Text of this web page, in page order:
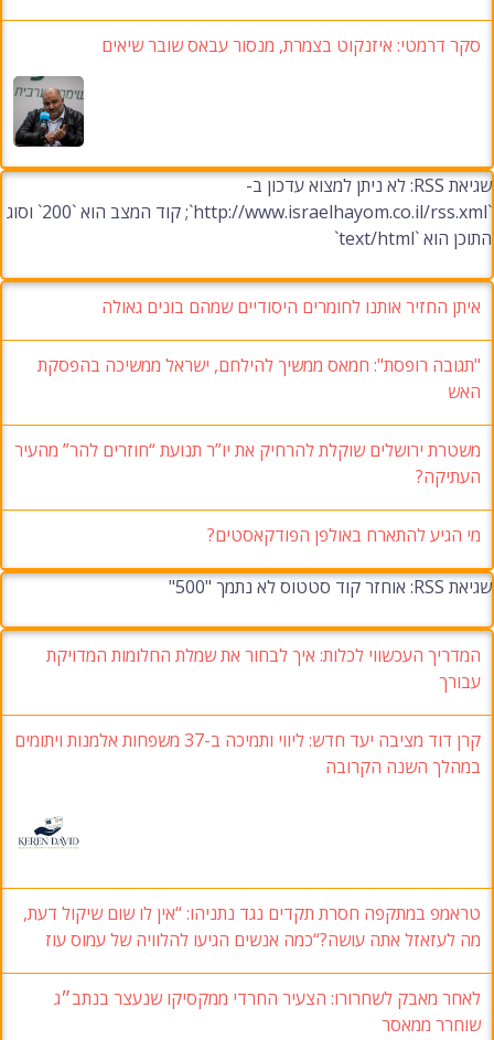
סקר דרמטי: איזנקוט בצמרת, מנסור עבאס שובר שיאים
שגיאת RSS: לא ניתן למצוא עדכון ב-
`http://www.israelhayom.co.il/rss.xml`; קוד המצב הוא `200` וסוג
התוכן הוא `text/html`
איתן החזיר אותנו לחומרים היסודיים שמהם בונים גאולה
"תגובה רופסת": חמאס ממשיך להילחם, ישראל ממשיכה בהפסקת
האש
משטרת ירושלים שוקלת להרחיק את יו”ר תנועת “חוזרים להר” מהעיר
העתיקה?
מי הגיע להתארח באולפן הפודקאסטים?
שגיאת RSS: אוחזר קוד סטטוס לא נתמך "500"
המדריך העכשווי לכלות: איך לבחור את שמלת החלומות המדויקת
עבורך
קרן דוד מציבה יעד חדש: ליווי ותמיכה ב-37 משפחות אלמנות ויתומים
במהלך השנה הקרובה
טראמפ במתקפה חסרת תקדים נגד נתניהו: “אין לו שום שיקול דעת,
מה לעזאזל אתה עושה?“כמה אנשים הגיעו להלוויה של עמוס עוז
לאחר מאבק לשחרורו: הצעיר החרדי ממקסיקו שנעצר בנתב״ג
שוחרר ממאסר